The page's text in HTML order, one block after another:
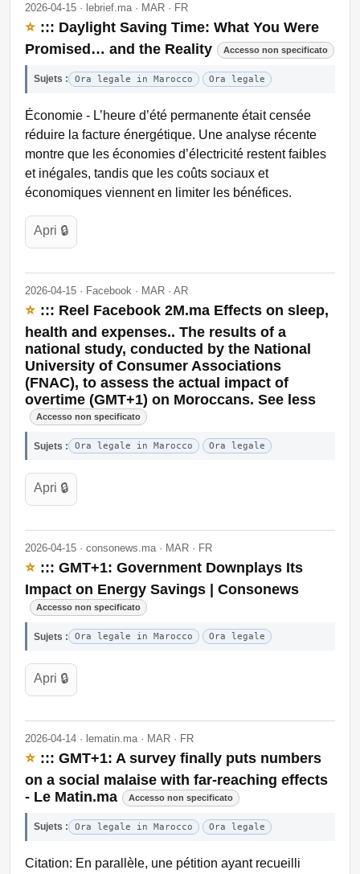
2026-04-15 · lebrief.ma · MAR · FR
⭐ ::: Daylight Saving Time: What You Were
Promised… and the Reality
Accesso non specificato
Sujets : Ora legale in Marocco Ora legale
Économie - L’heure d’été permanente était censée
réduire la facture énergétique. Une analyse récente
montre que les économies d’électricité restent faibles
et inégales, tandis que les coûts sociaux et
économiques viennent en limiter les bénéfices.
Apri 🔒
2026-04-15 · Facebook · MAR · AR
⭐ ::: Reel Facebook 2M.ma Effects on sleep,
health and expenses.. The results of a
national study, conducted by the National
University of Consumer Associations
(FNAC), to assess the actual impact of
overtime (GMT+1) on Moroccans. See less
Accesso non specificato
Sujets : Ora legale in Marocco Ora legale
Apri 🔒
2026-04-15 · consonews.ma · MAR · FR
⭐ ::: GMT+1: Government Downplays Its
Impact on Energy Savings | Consonews
Accesso non specificato
Sujets : Ora legale in Marocco Ora legale
Apri 🔒
2026-04-14 · lematin.ma · MAR · FR
⭐ ::: GMT+1: A survey finally puts numbers
on a social malaise with far-reaching effects
- Le Matin.ma
Accesso non specificato
Sujets : Ora legale in Marocco Ora legale
Citation: En parallèle, une pétition ayant recueilli